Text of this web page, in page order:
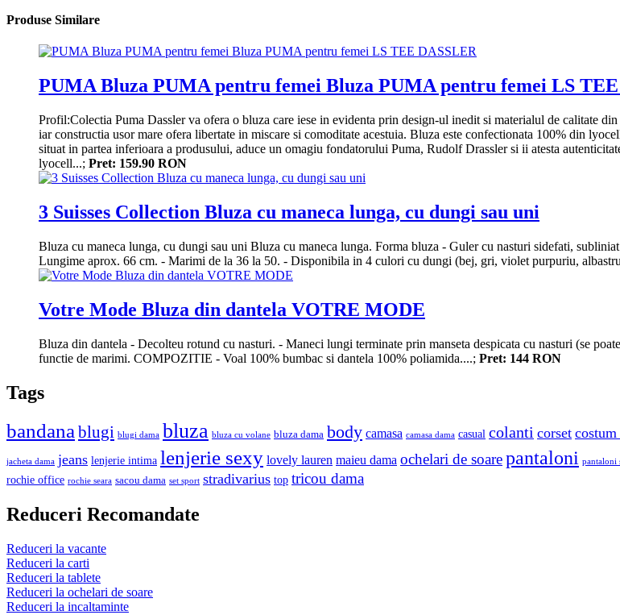
Produse Similare
PUMA Bluza PUMA pentru femei Bluza PUMA pentru femei LS
Profil:Colectia Puma Dassler va ofera o bluza care iese in evidenta prin design-ul inedit si materialul de calitate
iar constructia usor mare ofera libertate in miscare si comoditate acestuia. Bluza este confectionata 100% din
situat in partea inferioara a produsului, aduce un omagiu fondatorului Puma, Rudolf Drassler si ii atesta
lyocell...; Pret: 159.90 RON
3 Suisses Collection Bluza cu maneca lunga, cu dungi sau uni
Bluza cu maneca lunga, cu dungi sau uni Bluza cu maneca lunga. Forma bluza - Guler cu nasturi sidefati,
Lungime aprox. 66 cm. - Marimi de la 36 la 50. - Disponibila in 4 culori cu dungi (bej, gri, violet purpuriu,
Votre Mode Bluza din dantela VOTRE MODE
Bluza din dantela - Decolteu rotund cu nasturi. - Maneci lungi terminate prin manseta despicata cu nasturi (se
functie de marimi. COMPOZITIE - Voal 100% bumbac si dantela 100% poliamida....; Pret: 144 RON
Tags
bandanablugi blugi dama bluza bluza cu volane bluza dama body camasa camasa dama casual colanti corset costum
jacheta dama jeans lenjerie intima lenjerie sexy lovely lauren maieu dama ochelari de soarepantaloni pantaloni
rochie office rochie seara sacou dama set sport stradivarius top tricou dama
Reduceri Recomandate
Reduceri la vacante
Reduceri la carti
Reduceri la tablete
Reduceri la ochelari de soare
Reduceri la incaltaminte